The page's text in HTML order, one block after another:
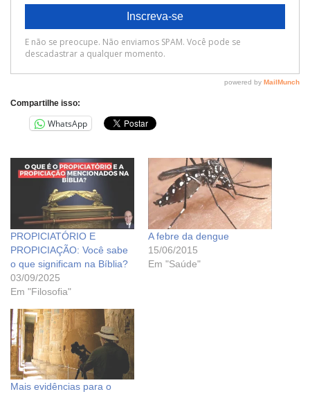
Compartilhe isso:
WhatsApp
PROPICIATÓRIO E
PROPICIAÇÃO: Você sabe
o que significam na Bíblia?
03/09/2025
Em "Filosofia"
A febre da dengue
15/06/2015
Em "Saúde"
Mais evidências para o